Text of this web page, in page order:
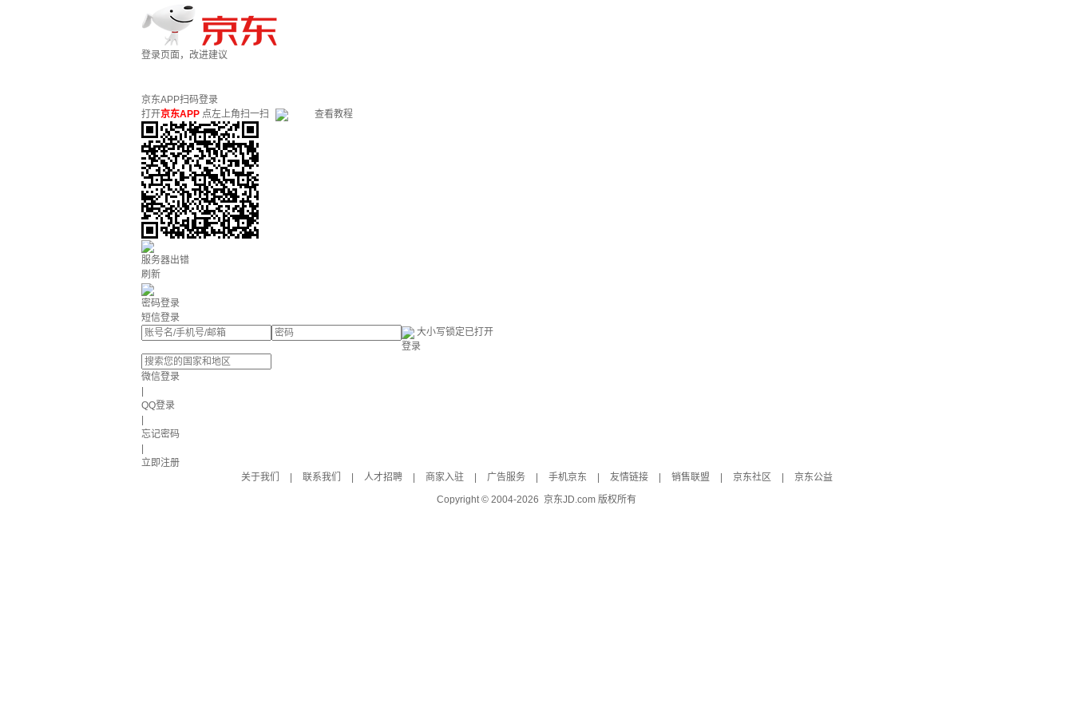
登录页面，改进建议
京东APP扫码登录
打开京东APP 点左上角扫一扫 查看教程
服务器出错
刷新
密码登录
短信登录
大小写锁定已打开
登录
微信登录
QQ登录
忘记密码
立即注册
关于我们
联系我们 人才招聘 商家入驻 广告服务 手机京东 友情链接 销售联盟 京东社区
京东公益
Copyright © 2004-2026 京东JD.com 版权所有